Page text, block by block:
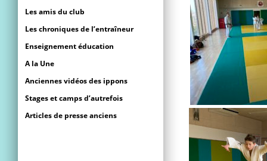
Les amis du club
Les chroniques de l’entraîneur
Enseignement éducation
A la Une
Anciennes vidéos des ippons
Stages et camps d’autrefois
Articles de presse anciens